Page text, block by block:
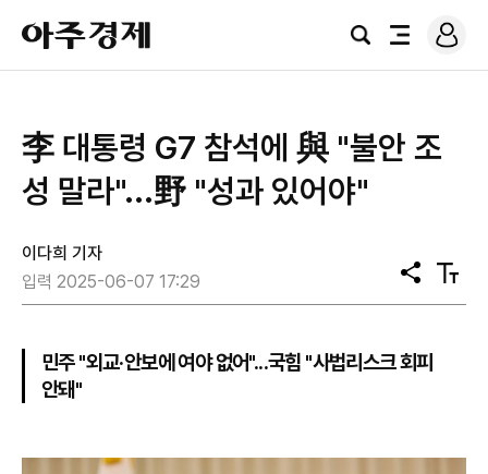
아
주
경
검
전
로
그
李 대통령 G7 참석에 與 "불안 조
성 말라"...野 "성과 있어야"
이다희 기자
입력 2025-06-07 17:29
공
유
텍
스
민주 "외교·안보에 여야 없어"...국힘 "사법리스크 회피
안돼"